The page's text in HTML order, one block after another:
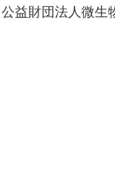
益財団法人微生